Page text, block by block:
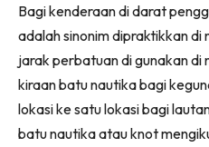
Bagi kenderaan di darat
adalah sinonim dipraktikkan di
jarak perbatuan di gunakan di
kiraan batu nautika bagi
lokasi ke satu lokasi bagi
batu nautika atau knot